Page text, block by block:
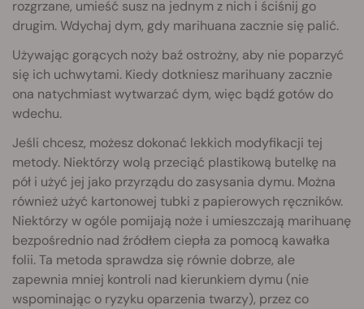
rozgrzane, umieść susz na jednym z nich i ściśnij go
drugim. Wdychaj dym, gdy marihuana zacznie się palić.
Używając gorących noży baź ostrożny, aby nie poparzyć
się ich uchwytami. Kiedy dotkniesz marihuany zacznie
ona natychmiast wytwarzać dym, więc bądź gotów do
wdechu.
Jeśli chcesz, możesz dokonać lekkich modyfikacji tej
metody. Niektórzy wolą przeciąć plastikową butelkę na
pół i użyć jej jako przyrządu do zasysania dymu. Można
również użyć kartonowej tubki z papierowych ręczników.
Niektórzy w ogóle pomijają noże i umieszczają marihuanę
bezpośrednio nad źródłem ciepła za pomocą kawałka
folii. Ta metoda sprawdza się równie dobrze, ale
zapewnia mniej kontroli nad kierunkiem dymu (nie
wspominając o ryzyku oparzenia twarzy), przez co